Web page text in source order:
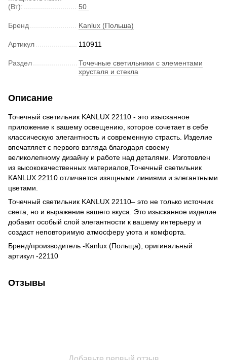
(Вт):
50
Бренд Kanlux (Польша)
Артикул 110911
Раздел
Точечные светильники с элементами
хрусталя и стекла
Описание
Точечный светильник KANLUX 22110 - это изысканное
приложение к вашему освещению, которое сочетает в себе
классическую элегантность и современную страсть. Изделие
впечатляет с первого взгляда благодаря своему
великолепному дизайну и работе над деталями. Изготовлен
из высококачественных материалов,Точечный светильник
KANLUX 22110 отличается изящными линиями и элегантными
цветами.
Точечный светильник KANLUX 22110– это не только источник
света, но и выражение вашего вкуса. Это изысканное изделие
добавит особый слой элегантности к вашему интерьеру и
создаст неповторимую атмосферу уюта и комфорта.
Бренд/производитель -Kanlux (Польща), оригинальный
артикул -22110
Отзывы